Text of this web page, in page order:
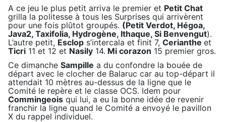
A ce jeu le plus petit arriva le premier et Petit Chat
grilla la politesse à tous les Surprises qui arrivèrent
pour une fois plûtot groupés. (Petit Verdot, Hégoa,
Java2, Taxifolia, Hydrogène, Ithaque, Si Benvengut).
L’autre petit, Esclop s’intercala et finit 7, Cerianthe et
Ticri 11 et 12 et Nasily 14. Mi corazon 15 premier gros.
Ce dimanche Sampille a du confondre la bouée de
départ avec le clocher de Balaruc car au top-départ il
attendait 10 mètres au-dessus de la ligne que le
Comité le repère et le classe OCS. Idem pour
Commingeois qui lui, a eu la bonne idée de revenir
franchir la ligne quand le Comité a envoyé le pavillon
X du rappel individuel.